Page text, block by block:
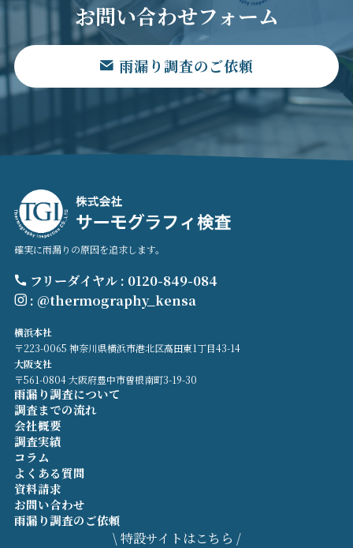
お問い合わせフォーム
雨漏り調査のご依頼
確実に雨漏りの原因を追求します。
フリーダイヤル : 0120-849-084
: @thermography_kensa
横浜本社
〒223-0065 神奈川県横浜市港北区高田東1丁目43-14
大阪支社
〒561-0804 大阪府豊中市曽根南町3-19-30
雨漏り調査について
調査までの流れ
会社概要
調査実績
コラム
よくある質問
資料請求
お問い合わせ
雨漏り調査のご依頼
\ 特設サイトはこちら /